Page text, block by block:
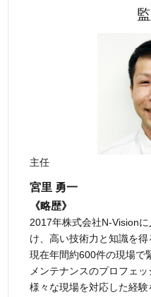
主任
宮里 勇一
《略歴》
2017年株式会社N-Vision
け、高い技術力と知識を得
現在年間約600件の現場で
メンテナンスのプロフェッ
様々な現場を対応した経